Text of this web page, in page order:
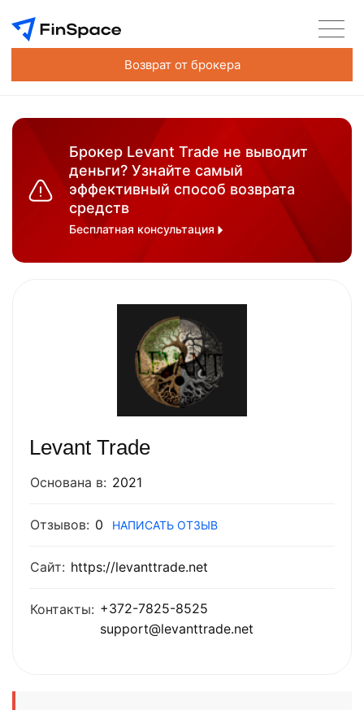
Возврат от брокера
Брокер Levant Trade не выводит
деньги? Узнайте самый
эффективный способ возврата
средств
Бесплатная консультация
Levant Trade
Основана в: 2021
Отзывов: 0 НАПИСАТЬ ОТЗЫВ
Сайт: https://levanttrade.net
Контакты: +372-7825-8525
support@levanttrade.net